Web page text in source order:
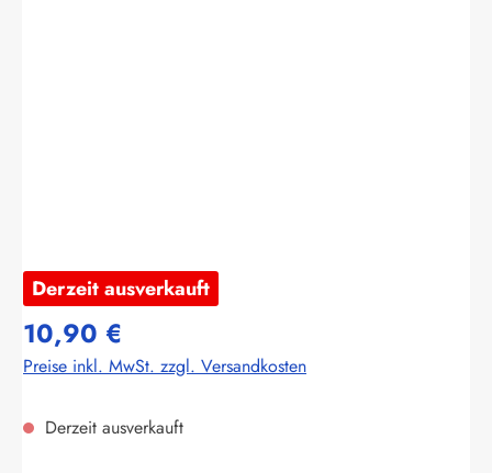
Derzeit ausverkauft
10,90 €
Preise inkl. MwSt. zzgl. Versandkosten
Derzeit ausverkauft